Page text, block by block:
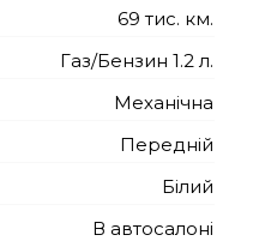
69 тис. км.
Газ/Бензин 1.2 л.
Механічна
Передній
Білий
В автосалоні